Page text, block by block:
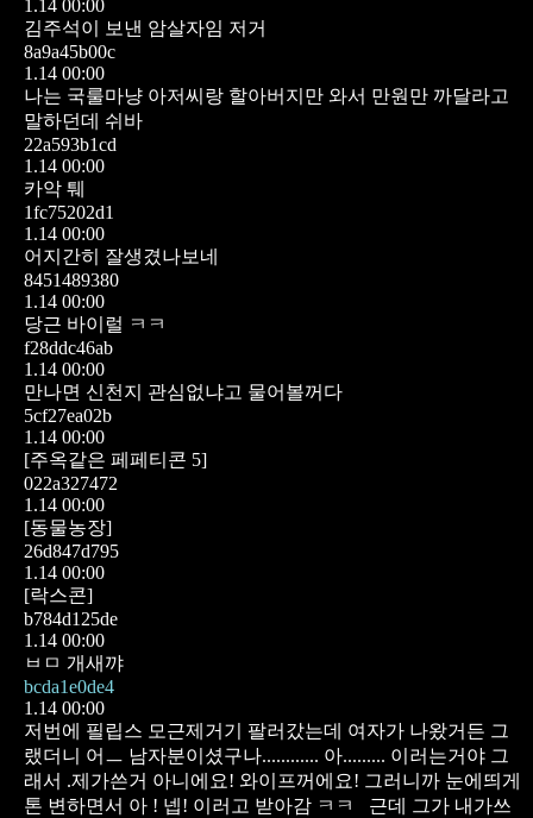
1.14 00:00
김주석이 보낸 암살자임 저거
8a9a45b00c
1.14 00:00
나는 국룰마냥 아저씨랑 할아버지만 와서 만원만 까달라고
말하던데 쉬바
22a593b1cd
1.14 00:00
카악 퉤
1fc75202d1
1.14 00:00
어지간히 잘생겼나보네
8451489380
1.14 00:00
당근 바이럴 ㅋㅋ
f28ddc46ab
1.14 00:00
만나면 신천지 관심없냐고 물어볼꺼다
5cf27ea02b
1.14 00:00
[주옥같은 페페티콘 5]
022a327472
1.14 00:00
[동물농장]
26d847d795
1.14 00:00
[락스콘]
b784d125de
1.14 00:00
ㅂㅁ 개새꺄
bcda1e0de4
1.14 00:00
저번에 필립스 모근제거기 팔러갔는데 여자가 나왔거든 그
랬더니 어ㅡ 남자분이셨구나............ 아......... 이러는거야 그
래서 .제가쓴거 아니에요! 와이프꺼에요! 그러니까 눈에띄게
톤 변하면서 아 ! 넵! 이러고 받아감 ㅋㅋ
근데 그가 내가쓰